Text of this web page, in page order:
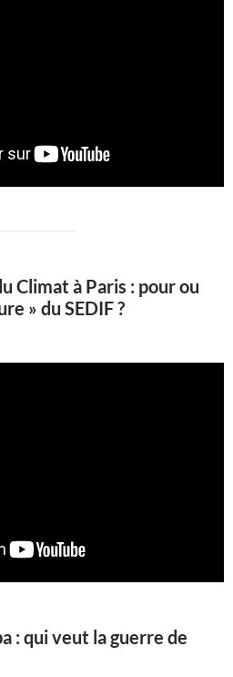
Climat à Paris : pour ou
» du SEDIF ?
: qui veut la guerre de